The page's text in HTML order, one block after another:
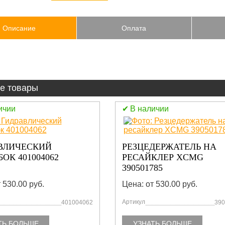
Описание Оплата
товары
НА
XCMG
530.00 руб.
390501785
В наличии
Артикул